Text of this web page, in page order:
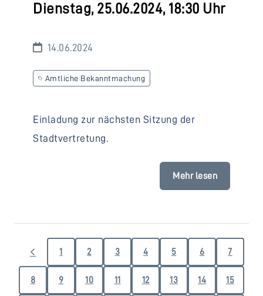
Dienstag, 25.06.2024, 18:30 Uhr
14.06.2024
Amtliche Bekanntmachung
Einladung zur nächsten Sitzung der
Stadtvertretung.
Mehr lesen
1 2 3 4 5 6 7
8 9 10 11 12 13 14 15